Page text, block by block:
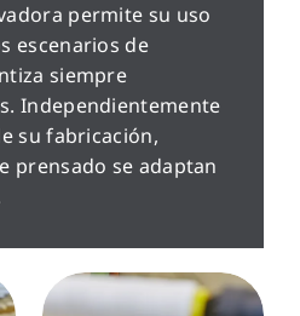
permite su uso
escenarios de
siempre
Independientemente
su fabricación,
prensado se adaptan